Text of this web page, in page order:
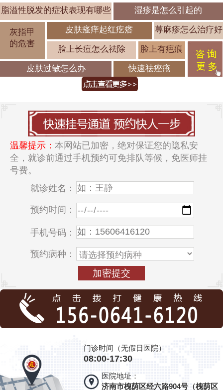
脂溢性脱发的症状表现有哪些 湿疹是怎么引起的
灰指甲
的危害
皮肤瘙痒起红疙瘩 荨麻疹怎么治疗好
脸上长痘怎么祛除 脸上有疤痕
皮肤过敏怎么办 快速祛痤疮
温馨提示：本网站已加密，绝对保证您的隐私安
全，就诊前通过手机预约可免排队等候，免医师挂
号费。
就诊姓名：
预约时间：
手机号码：
预约病种：
门诊时间（无假日医院）
08:00-17:30
医院地址：
济南市槐荫区经六路904号（槐荫区